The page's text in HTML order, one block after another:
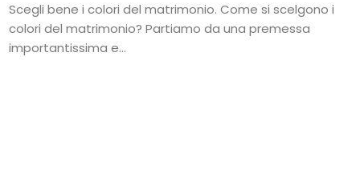
Scegli bene i colori del matrimonio. Come si scelgono i
colori del matrimonio? Partiamo da una premessa
importantissima e...